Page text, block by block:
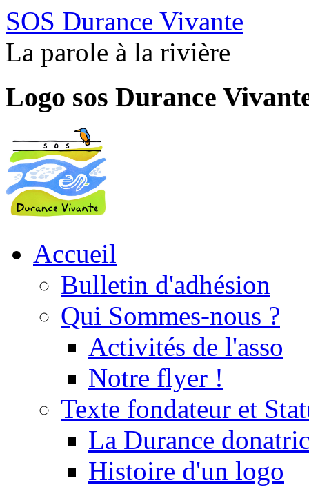
SOS Durance Vivante
La parole à la rivière
Logo sos Durance
Accueil
Bulletin d'adhésion
Qui Sommes-nous ?
Activités de l'asso
Notre flyer !
Texte fondateur et
La Durance
Histoire d'un logo